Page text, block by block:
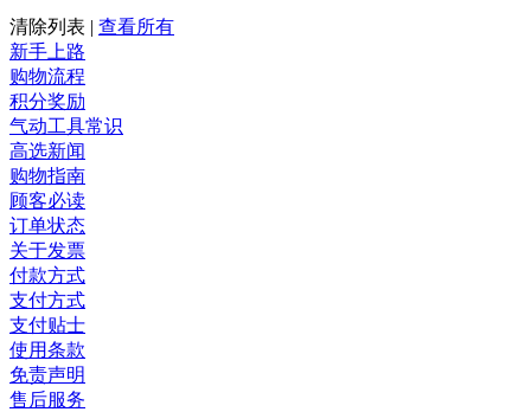
清除列表 | 查看所有
新手上路
购物流程
积分奖励
气动工具常识
高选新闻
购物指南
顾客必读
订单状态
关于发票
付款方式
支付方式
支付贴士
使用条款
免责声明
售后服务